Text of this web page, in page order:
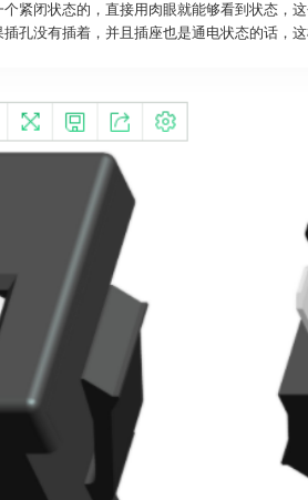
紧闭状态的，直接用肉眼就能够看到状态，
孔没有插着，并且插座也是通电状态的话，